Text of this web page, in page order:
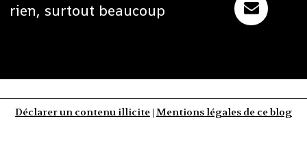
rien, surtout beaucoup
Déclarer un contenu illicite | Mentions légales de ce blog